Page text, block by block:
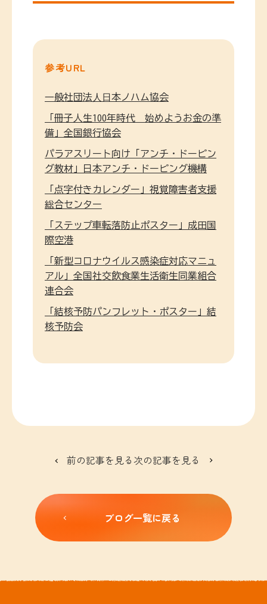
参考URL
⼀般社団法⼈⽇本ノハム協会
「冊子人生100年時代 始めようお金の準
備」全国銀行協会
パラアスリート向け「アンチ・ドーピン
グ教材」日本アンチ・ドーピング機構
「点字付きカレンダー」視覚障害者支援
総合センター
「ステップ車転落防止ポスター」成田国
際空港
「新型コロナウイルス感染症対応マニュ
アル」全国社交飲食業生活衛生同業組合
連合会
「結核予防パンフレット・ポスター」結
核予防会
前の記事を見る次の記事を見る
ブログ一覧に戻る